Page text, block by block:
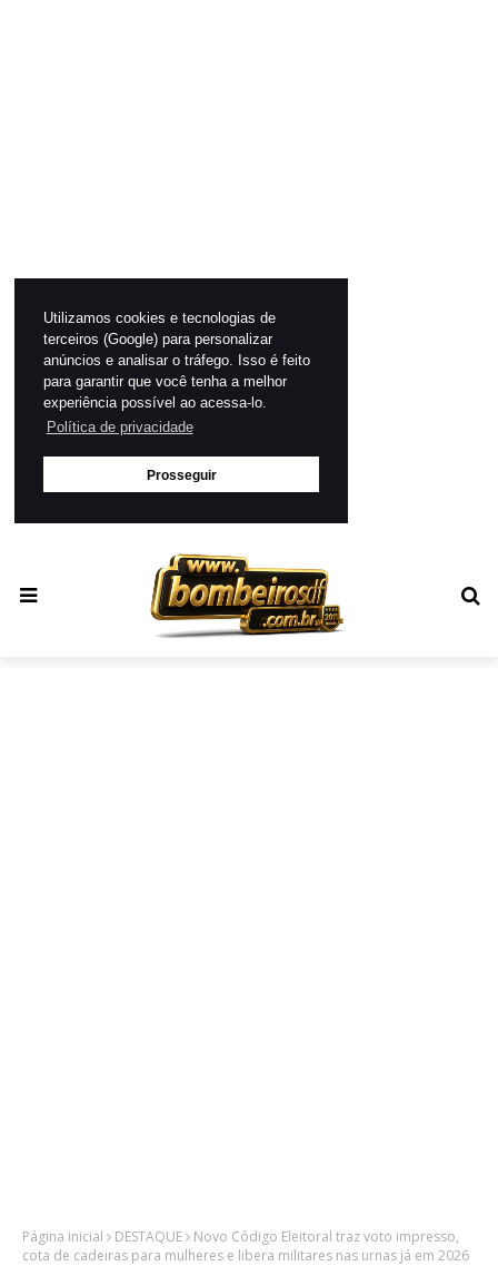
Utilizamos cookies e tecnologias de
terceiros (Google) para personalizar
anúncios e analisar o tráfego. Isso é feito
para garantir que você tenha a melhor
experiência possível ao acessa-lo.
Política de privacidade
Prosseguir
Página inicial DESTAQUE
Novo Código Eleitoral traz voto impresso,
cota de cadeiras para mulheres e libera militares nas urnas já em 2026